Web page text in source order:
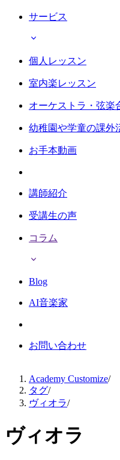
サービス
個人レッスン
室内楽レッスン
オーケストラ・弦楽
幼稚園や学童の課外
お手本動画
講師紹介
受講生の声
コラム
Blog
AI音楽家
お問い合わせ
Academy Customize/
タグ/
ヴィオラ/
ヴィオラ